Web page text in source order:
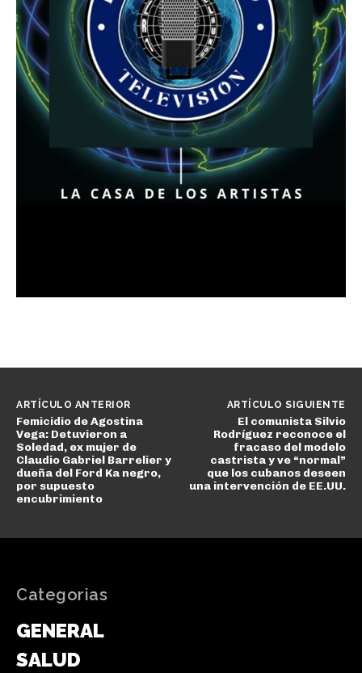
ARTÍCULO ANTERIOR
Femicidio de Agostina
Vega: Detuvieron a
Soledad, ex mujer de
Claudio Gabriel Barrelier y
dueña del Ford Ka negro,
por supuesto
encubrimiento
ARTÍCULO SIGUIENTE
El comunista Silvio
Rodríguez reconoce el
fracaso del modelo
castrista y ve “normal”
que los cubanos deseen
una intervención de EE.UU.
Categorias
GENERAL
SALUD